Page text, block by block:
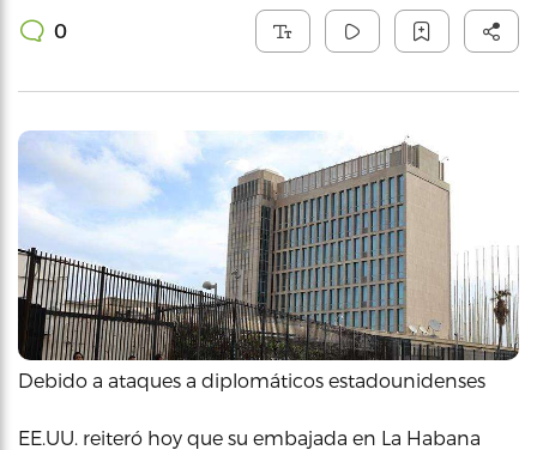
0
Debido a ataques a diplomáticos estadounidenses
EE.UU. reiteró hoy que su embajada en La Habana